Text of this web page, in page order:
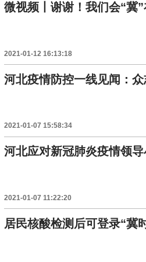
微视频丨谢谢！我们会“冀
2021-01-12 16:13:18
河北疫情防控一线见闻：
2021-01-07 15:58:34
河北应对新冠肺炎疫情领
2021-01-07 11:22:20
居民核酸检测后可登录“冀